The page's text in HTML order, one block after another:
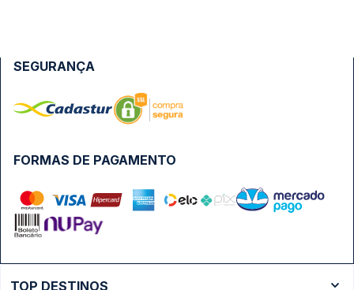
FORMAS DE PAGAMENTO
SEGURANÇA
TOP DESTINOS